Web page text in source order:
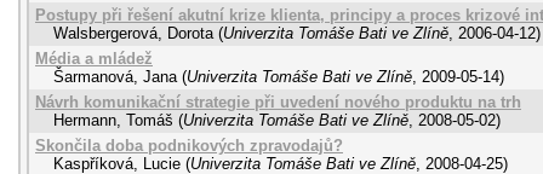
Postupy při řešení akutní krize klienta, principy a proces krizové
Walsbergerová, Dorota (Univerzita Tomáše Bati ve Zlíně 2006-04-12)
Média a mládež
Šarmanová, Jana (Univerzita Tomáše Bati ve Zlíně 2009-05-14)
Návrh komunikační strategie při uvedení nového produktu na trh
Hermann, Tomáš (Univerzita Tomáše Bati ve Zlíně 2008-05-02)
Skončila doba podnikových zpravodajů?
Kaspříková, Lucie (Univerzita Tomáše Bati ve Zlíně 2008-04-25)